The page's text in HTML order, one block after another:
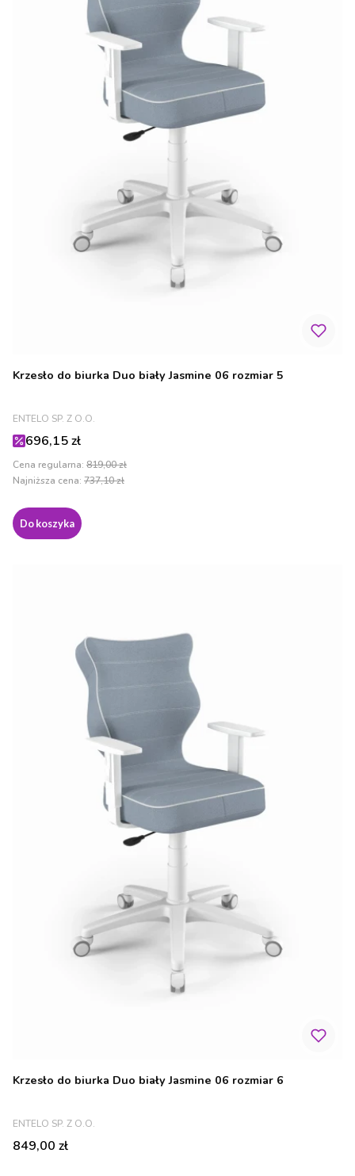
Krzesło do biurka Duo biały Jasmine 06 rozmiar 5
PRODUCENT
ENTELO SP. Z O.O.
Cena promocyjna
696,15 zł
Cena regularna: 819,00 zł
Najniższa cena: 737,10 zł
Do koszyka
Krzesło do biurka Duo biały Jasmine 06 rozmiar 6
PRODUCENT
ENTELO SP. Z O.O.
Cena
849,00 zł